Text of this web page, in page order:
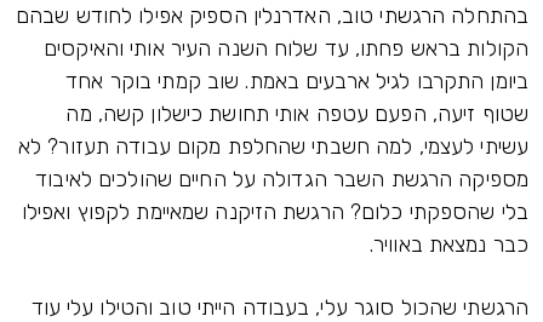
בהתחלה הרגשתי טוב, האדרנלין הספיק אפילו לחודש שבהם
הקולות בראש פחתו, עד שלוח השנה העיר אותי והאיקסים
ביומן התקרבו לגיל ארבעים באמת. שוב קמתי בוקר אחד
שטוף זיעה, הפעם עטפה אותי תחושת כישלון קשה, מה
עשיתי לעצמי, למה חשבתי שהחלפת מקום עבודה תעזור? לא
מספיקה הרגשת השבר הגדולה על החיים שהולכים לאיבוד
בלי שהספקתי כלום? הרגשת הזיקנה שמאיימת לקפוץ ואפילו
כבר נמצאת באוויר.
הרגשתי שהכול סוגר עלי, בעבודה הייתי טוב והטילו עלי עוד